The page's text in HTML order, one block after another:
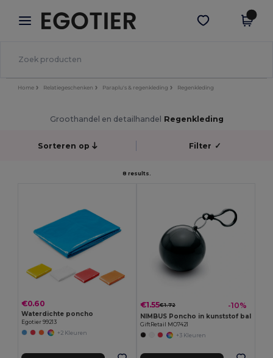
× Egotier-app
Betere prijzen in de app!
Download app
Home Relatiegeschenken Paraplu's & regenkleding Regenkleding
Groothandel en detailhandel Regenkleding
Sorteren op Filter ✓
8 results.
€0.60
Waterdichte poncho
Egotier 99213
+2 Kleuren
€1.55€1.72 -10%
NIMBUS Poncho in kunststof bal
GiftRetail MO7421
+3 Kleuren